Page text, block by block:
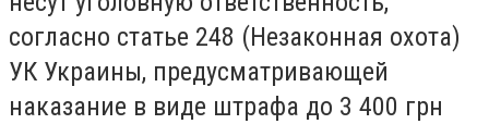
согласно статье 248 (Незаконная охота)
УК Украины, предусматривающей
наказание в виде штрафа до 3 400 грн